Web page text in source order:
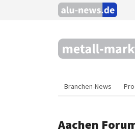
Branchen-News
Aachen